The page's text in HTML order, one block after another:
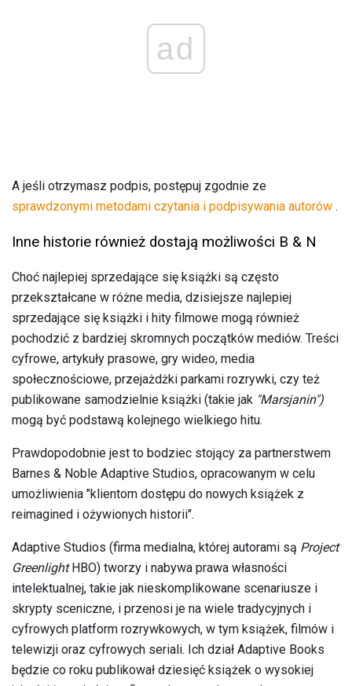
ad
A jeśli otrzymasz podpis, postępuj zgodnie ze
sprawdzonymi metodami czytania i podpisywania autorów .
Inne historie również dostają możliwości B & N
Choć najlepiej sprzedające się książki są często
przekształcane w różne media, dzisiejsze najlepiej
sprzedające się książki i hity filmowe mogą również
pochodzić z bardziej skromnych początków mediów. Treści
cyfrowe, artykuły prasowe, gry wideo, media
społecznościowe, przejażdżki parkami rozrywki, czy też
publikowane samodzielnie książki (takie jak "Marsjanin")
mogą być podstawą kolejnego wielkiego hitu.
Prawdopodobnie jest to bodziec stojący za partnerstwem
Barnes & Noble Adaptive Studios, opracowanym w celu
umożliwienia "klientom dostępu do nowych książek z
reimagined i ożywionych historii".
Adaptive Studios (firma medialna, której autorami są Project
GreenlightHBO) tworzy i nabywa prawa własności
intelektualnej, takie jak nieskomplikowane scenariusze i
skrypty sceniczne, i przenosi je na wiele tradycyjnych i
cyfrowych platform rozrywkowych, w tym książek, filmów i
telewizji oraz cyfrowych seriali. Ich dział Adaptive Books
będzie co roku publikował dziesięć książek o wysokiej